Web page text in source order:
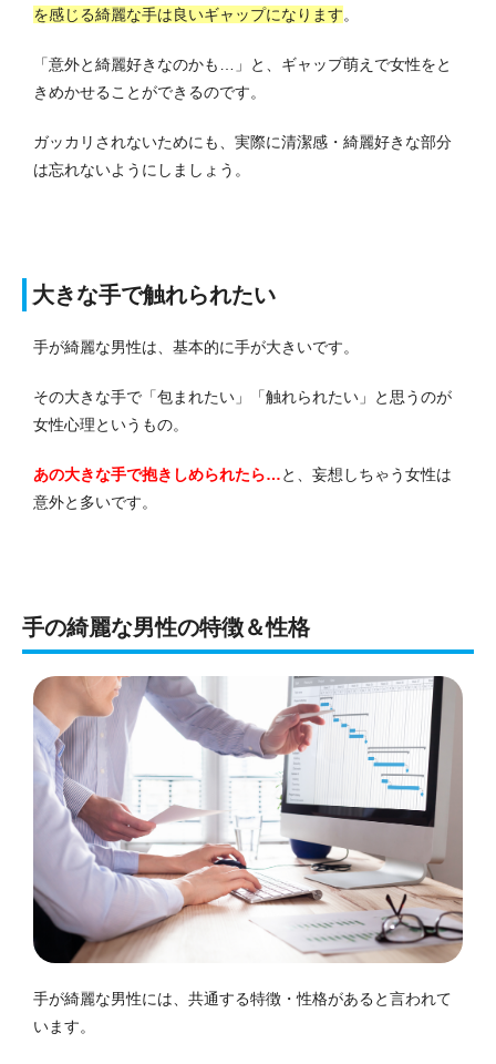
を感じる綺麗な手は良いギャップになります。
「意外と綺麗好きなのかも…」と、ギャップ萌えで女性をと
きめかせることができるのです。
ガッカリされないためにも、実際に清潔感・綺麗好きな部分
は忘れないようにしましょう。
大きな手で触れられたい
手が綺麗な男性は、基本的に手が大きいです。
その大きな手で「包まれたい」「触れられたい」と思うのが
女性心理というもの。
あの大きな手で抱きしめられたら…と、妄想しちゃう女性は
意外と多いです。
手の綺麗な男性の特徴＆性格
手が綺麗な男性には、共通する特徴・性格があると言われて
います。